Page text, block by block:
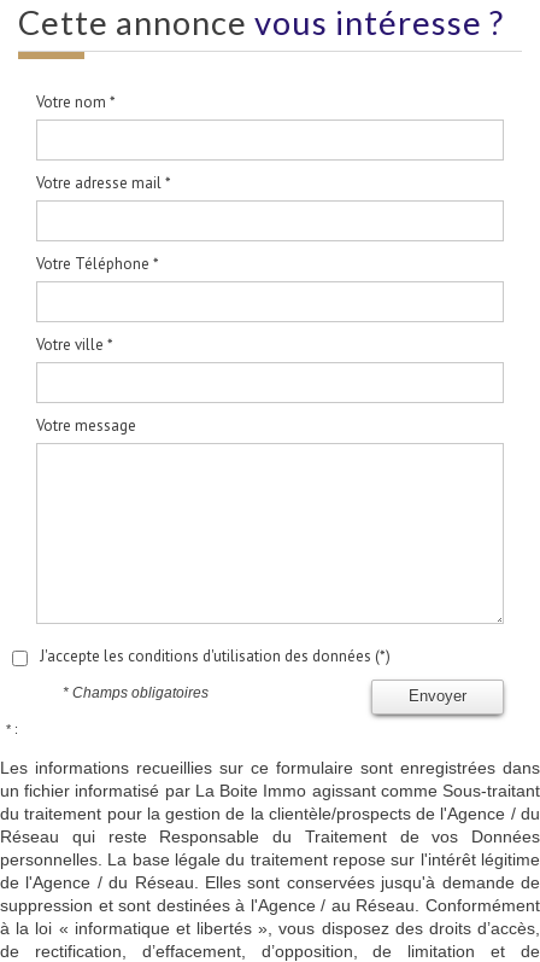
cette annonce vous intéresse ?
Votre nom *
Votre adresse mail *
Votre Téléphone *
Votre ville *
Votre message
J'accepte les conditions d'utilisation des données (*)
Envoyer
* Champs obligatoires
* :
Les informations recueillies sur ce formulaire sont enregistrées dans
un fichier informatisé par La Boite Immo agissant comme Sous-traitant
du traitement pour la gestion de la clientèle/prospects de l'Agence / du
Réseau qui reste Responsable du Traitement de vos Données
personnelles. La base légale du traitement repose sur l'intérêt légitime
de l'Agence / du Réseau. Elles sont conservées jusqu'à demande de
suppression et sont destinées à l'Agence / au Réseau. Conformément
à la loi « informatique et libertés », vous disposez des droits d’accès,
de rectification, d’effacement, d’opposition, de limitation et de